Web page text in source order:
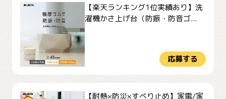
【楽天ランキング1位実績あり】洗
濯機かさ上げ台（防振・防音ゴ...
応募する
【耐熱×防災×すべり止め】家電/家